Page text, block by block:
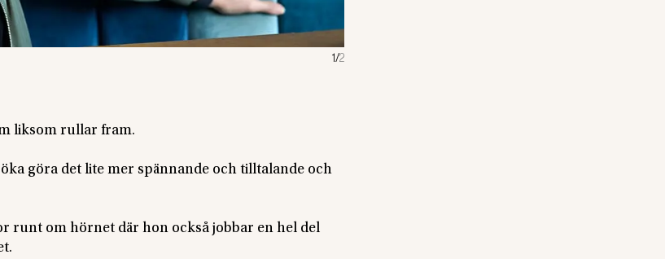
1/2
liksom rullar fram.
göra det lite mer spännande och tilltalande och
runt om hörnet där hon också jobbar en hel del